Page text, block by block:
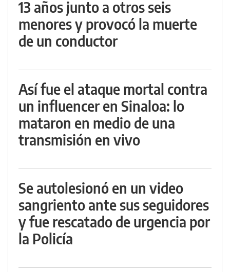
13 años junto a otros seis
menores y provocó la muerte
de un conductor
Así fue el ataque mortal contra
un influencer en Sinaloa: lo
mataron en medio de una
transmisión en vivo
Se autolesionó en un video
sangriento ante sus seguidores
y fue rescatado de urgencia por
la Policía